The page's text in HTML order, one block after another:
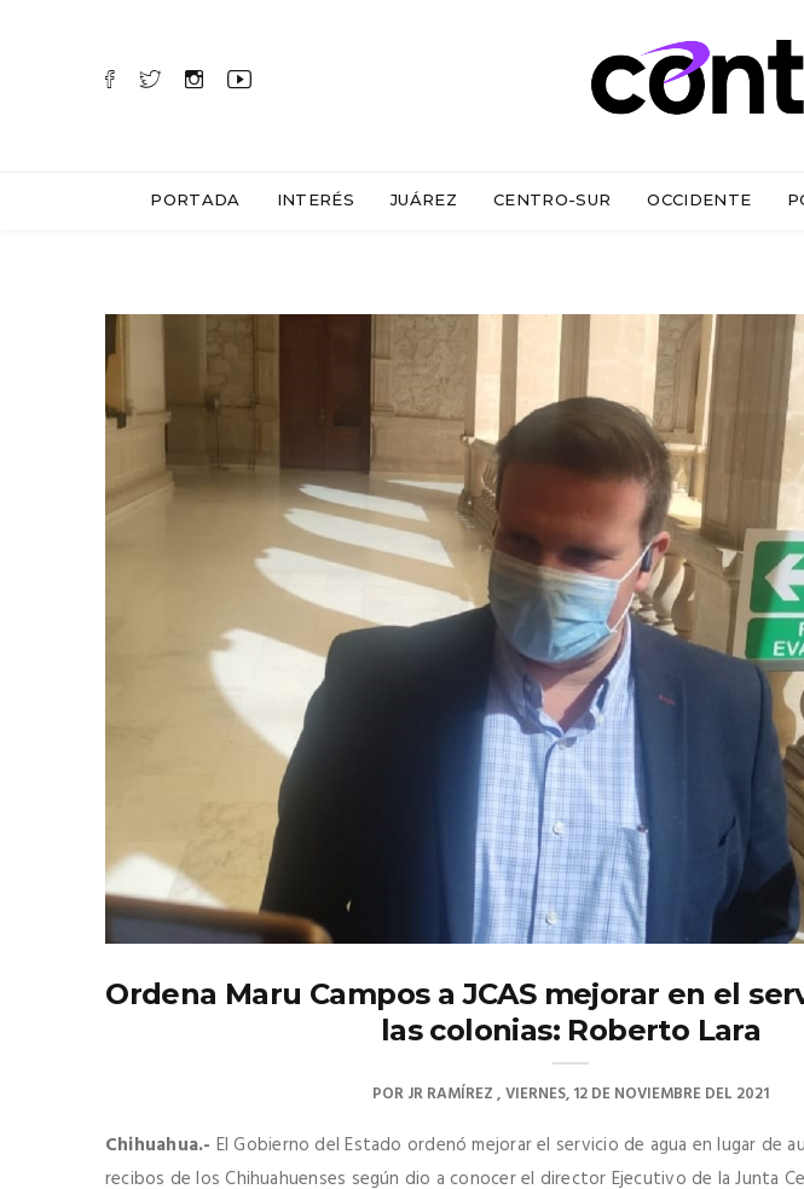
PORTADA INTERÉS JUÁREZ CENTRO-SUR OCCIDENTE
Ordena Maru Campos a JCAS mejorar en el
las colonias: Roberto Lara
PORJR RAMÍREZ VIERNES, 12 DE NOVIEMBRE DEL 2021
Chihuahua.- El Gobierno del Estado ordenó mejorar el servicio de agua en lugar de
recibos de los Chihuahuenses según dio a conocer el director Ejecutivo de la Junta